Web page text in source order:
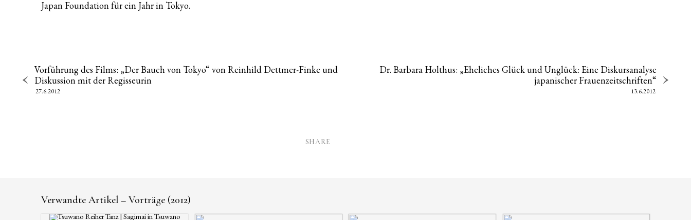
Japan Foundation für ein Jahr in Tokyo.
Vorführung des Films: „Der Bauch von Tokyo“ von Reinhild Dettmer-Finke und
Diskussion mit der Regisseurin
27.6.2012
Dr. Barbara Holthus: „Eheliches Glück und Unglück: Eine Diskursanalyse
japanischer Frauenzeitschriften“
13.6.2012
SHARE
Verwandte Artikel – Vorträge (2012)